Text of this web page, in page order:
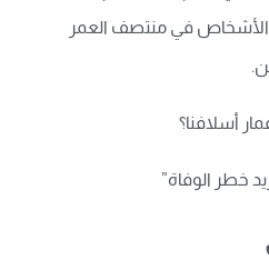
الأشخاص في منتصف العمر
أسلافنا؟
خطر الوفاة”